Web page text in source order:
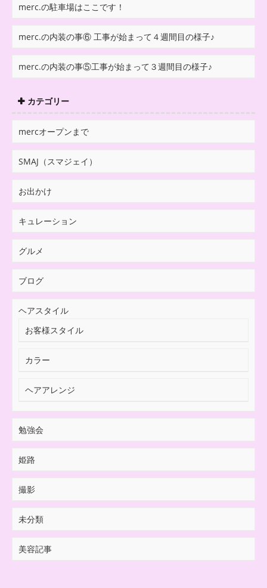
merc.の駐車場はここです！
merc.の内装の事⑥ 工事が始まって４週間目の様子♪
merc.の内装の事⑤工事が始まって３週間目の様子♪
カテゴリー
mercオープンまで
SMAJ（スマジェイ）
お出かけ
キュレーション
グルメ
ブログ
ヘアスタイル
お客様スタイル
カラー
ヘアアレンジ
勉強会
姫路
撮影
未分類
美容記事